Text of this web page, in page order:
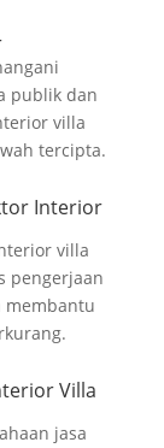
publik dan
villa
tercipta.
Interior
villa
pengerjaan
Villa
jasa